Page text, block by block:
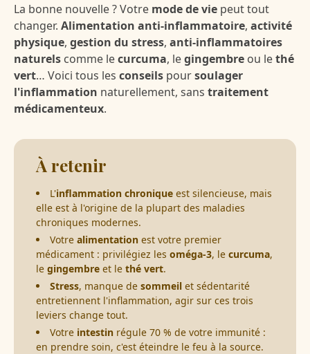
La bonne nouvelle ? Votre mode de vie peut tout
changer. Alimentation anti-inflammatoire, activité
physique, gestion du stress, anti-inflammatoires
naturels comme lecurcuma, legingembre ou lethé
vert… Voici tous les conseils poursoulager
l'inflammation naturellement, sans traitement
médicamenteux.
À retenir
L'inflammation chronique est silencieuse, mais
elle est à l'origine de la plupart des maladies
chroniques modernes.
Votre alimentation est votre premier
médicament : privilégiez les oméga-3, le curcuma,
le gingembre et le thé vert.
Stress, manque de sommeil et sédentarité
entretiennent l'inflammation, agir sur ces trois
leviers change tout.
Votre intestin régule 70 % de votre immunité :
en prendre soin, c'est éteindre le feu à la source.